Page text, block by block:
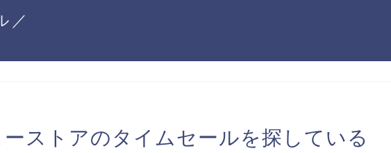
／
ストアのタイムセールを探している